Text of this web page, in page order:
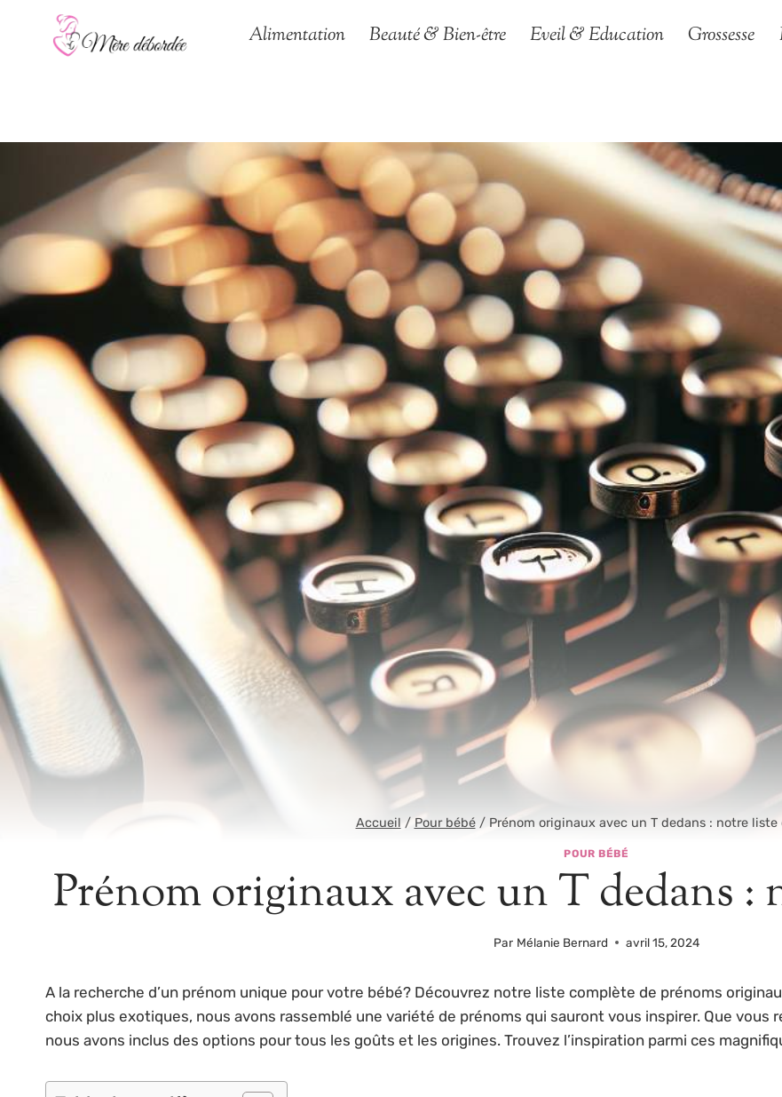
Alimentation Beauté & Bien-être Eveil & Education Grossesse
Accueil / Pour bébé / Prénom originaux avec un T dedans : notre
POUR BÉBÉ
Prénom originaux avec un T dedans :
Par Mélanie Bernard avril 15, 2024
A la recherche d’un prénom unique pour votre bébé? Découvrez notre liste complète de prénoms
choix plus exotiques, nous avons rassemblé une variété de prénoms qui sauront vous inspirer. Que
nous avons inclus des options pour tous les goûts et les origines. Trouvez l’inspiration parmi ces